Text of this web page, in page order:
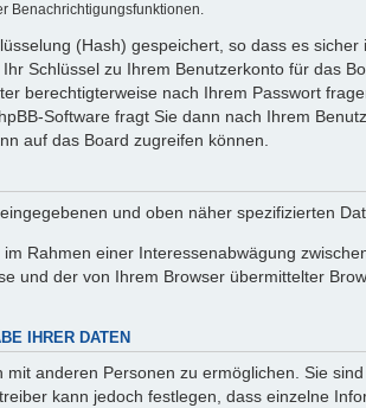
Benachrichtigungsfunktionen.
(Hash) gespeichert, so dass es
Schlüssel zu Ihrem Benutzerkonto für das
berechtigterweise nach Ihrem Passwort
Software fragt Sie dann nach Ihrem
auf das Board zugreifen können.
und oben näher spezifizierten
Rahmen einer Interessenabwägung
und der von Ihrem Browser übermittelter
IHRER DATEN
anderen Personen zu ermöglichen. Sie
kann jedoch festlegen, dass einzelne